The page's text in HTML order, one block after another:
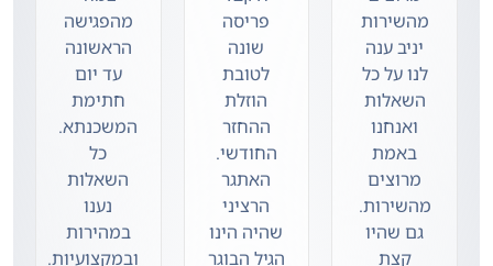
מהשירות
יניב ענה
לנו על כל
השאלות
ואנחנו
באמת
מרוצים
מהשירות.
גם שהיו
קצת
פריסה
שונה
לטובת
הוזלת
ההחזר
החודשי.
האתגר
הרציני
שהיה הינו
הגיל הבוגר
מהפגישה
הראשונה
עד יום
חתימת
המשכנתא.
כל
השאלות
נענו
במהירות
ובמקצועיות.